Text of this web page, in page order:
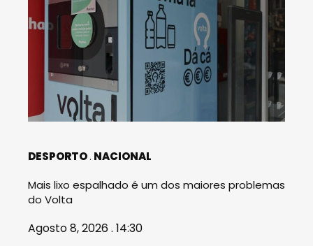
DESPORTO NACIONAL
Mais lixo espalhado é um dos maiores problemas
do Volta
Agosto 8, 2026 . 14:30